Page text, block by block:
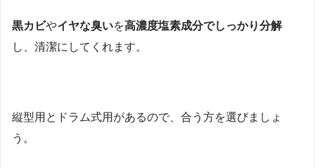
黒カビやイヤな臭いを高濃度塩素成分でしっかり分解
し、清潔にしてくれます。
縦型用とドラム式用があるので、合う方を選びましょ
う。